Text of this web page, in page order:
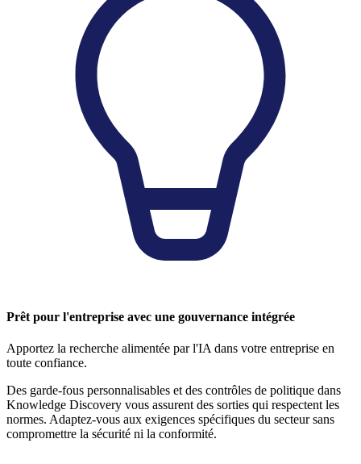
Prêt pour l'entreprise avec une gouvernance intégrée
Apportez la recherche alimentée par l'IA dans votre entreprise en
toute confiance.
Des garde-fous personnalisables et des contrôles de politique dans
Knowledge Discovery vous assurent des sorties qui respectent les
normes. Adaptez-vous aux exigences spécifiques du secteur sans
compromettre la sécurité ni la conformité.